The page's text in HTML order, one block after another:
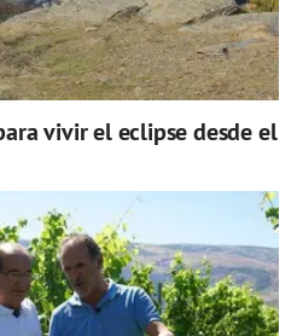
vivir el eclipse desde el